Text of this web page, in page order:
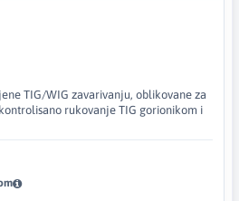
TIG/WIG zavarivanju, oblikovane za
rukovanje TIG gorionikom i